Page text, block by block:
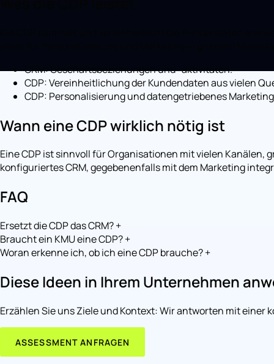
CRM: Geschäftsbeziehungen und -aktivitäten.
CDP: Vereinheitlichung der Kundendaten aus vielen
CDP: Personalisierung und datengetriebenes
Wann eine CDP wirklich nötig ist
Eine CDP ist sinnvoll für Organisationen mit vielen
konfiguriertes CRM, gegebenenfalls mit dem Marketing
FAQ
Ersetzt die CDP das CRM?+
Braucht ein KMU eine CDP?+
Woran erkenne ich, ob ich eine CDP brauche?+
Diese Ideen in Ihrem Unternehmen
Erzählen Sie uns Ziele und Kontext: Wir antworten mit
ASSESSMENT ANFRAGEN